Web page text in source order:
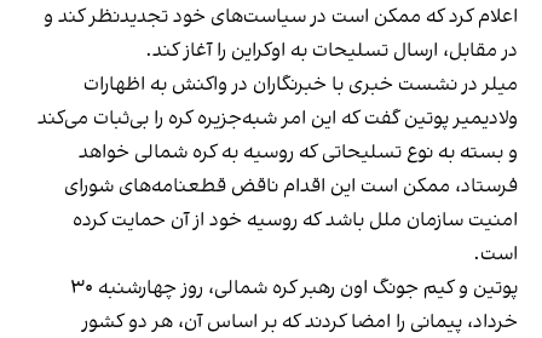
اعلام کرد که ممکن است در سیاست‌های خود تجدیدنظر کند و
در مقابل، ارسال تسلیحات به اوکراین را آغاز کند.
میلر در نشست خبری با خبرنگاران در واکنش به اظهارات
ولادیمیر پوتین گفت که این امر شبه‌جزیره کره را بی‌ثبات می‌کند
و بسته به نوع تسلیحاتی که روسیه به کره شمالی خواهد
فرستاد، ممکن است این اقدام ناقض قطعنامه‌های شورای
امنیت سازمان ملل باشد که روسیه خود از آن حمایت کرده
است.
پوتین و کیم جونگ اون رهبر کره شمالی، روز چهارشنبه ۳۰
خرداد، پیمانی را امضا کردند که بر اساس آن، هر دو کشور